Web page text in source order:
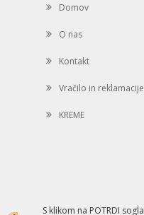
Domov
O nas
Kontakt
Vračilo in reklamacije
KREME
S klikom na POTRDI